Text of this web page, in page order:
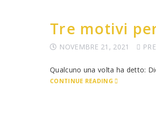
Tre motivi
NOVEMBRE 21, 2021
Qualcuno una volta ha detto:
CONTINUE READING